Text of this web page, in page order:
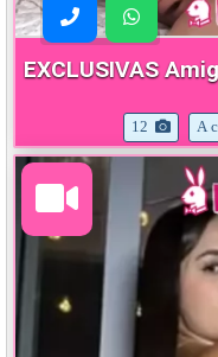
EXCLUSIVAS
12 A